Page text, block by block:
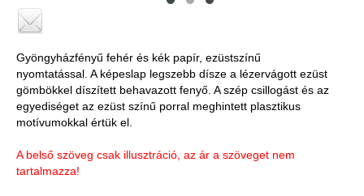
Gyöngyházfényű fehér és kék papír, ezüstszínű
nyomtatással. A képeslap legszebb dísze a lézervágott ezüst
gömbökkel díszített behavazott fenyő. A szép csillogást és az
egyediséget az ezüst színű porral meghintett plasztikus
motívumokkal értük el.
A belső szöveg csak illusztráció, az ár a szöveget nem
tartalmazza!